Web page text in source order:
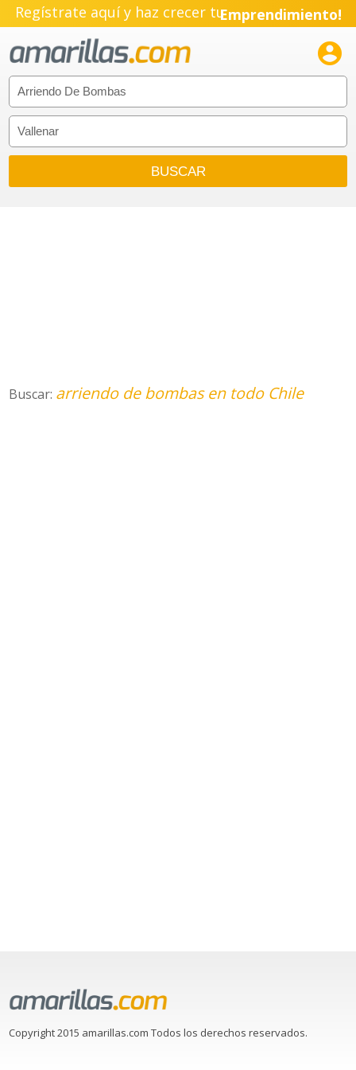
Regístrate aquí y haz crecer tuEmprendimiento!

Buscar: arriendo de bombas en todo Chile
Copyright 2015 amarillas.com Todos los derechos reservados.